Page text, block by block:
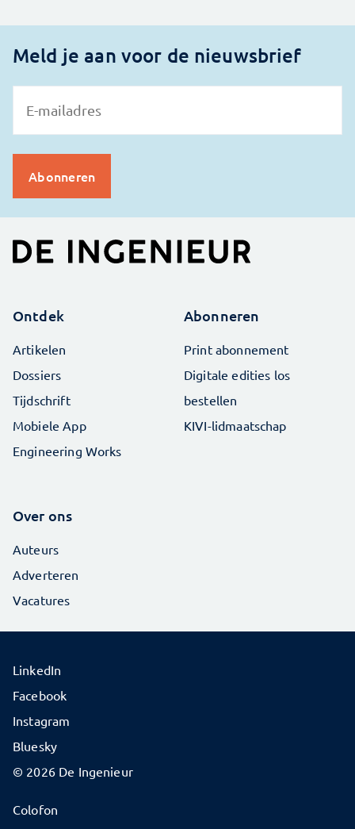
Meld je aan voor de nieuwsbrief
Ontdek
Artikelen
Dossiers
Tijdschrift
Mobiele App
Engineering Works
Abonneren
Print abonnement
Digitale edities los
bestellen
KIVI-lidmaatschap
Over ons
Auteurs
Adverteren
Vacatures
© 2026 De Ingenieur
Colofon
LinkedIn
Facebook
Instagram
Bluesky